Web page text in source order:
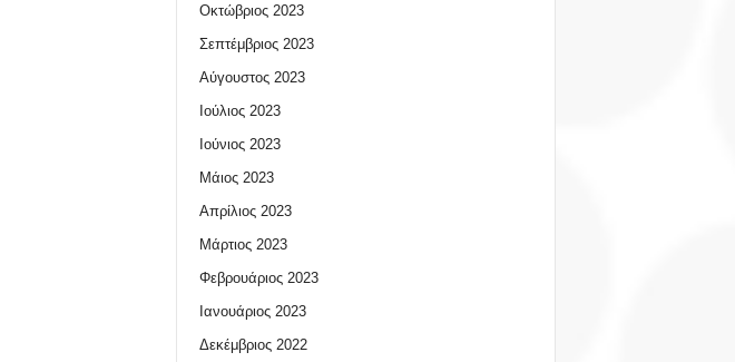
Οκτώβριος 2023
Σεπτέμβριος 2023
Αύγουστος 2023
Ιούλιος 2023
Ιούνιος 2023
Μάιος 2023
Απρίλιος 2023
Μάρτιος 2023
Φεβρουάριος 2023
Ιανουάριος 2023
Δεκέμβριος 2022